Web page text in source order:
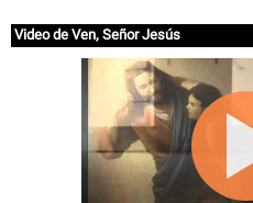
Video de Ven, Señor Jesús